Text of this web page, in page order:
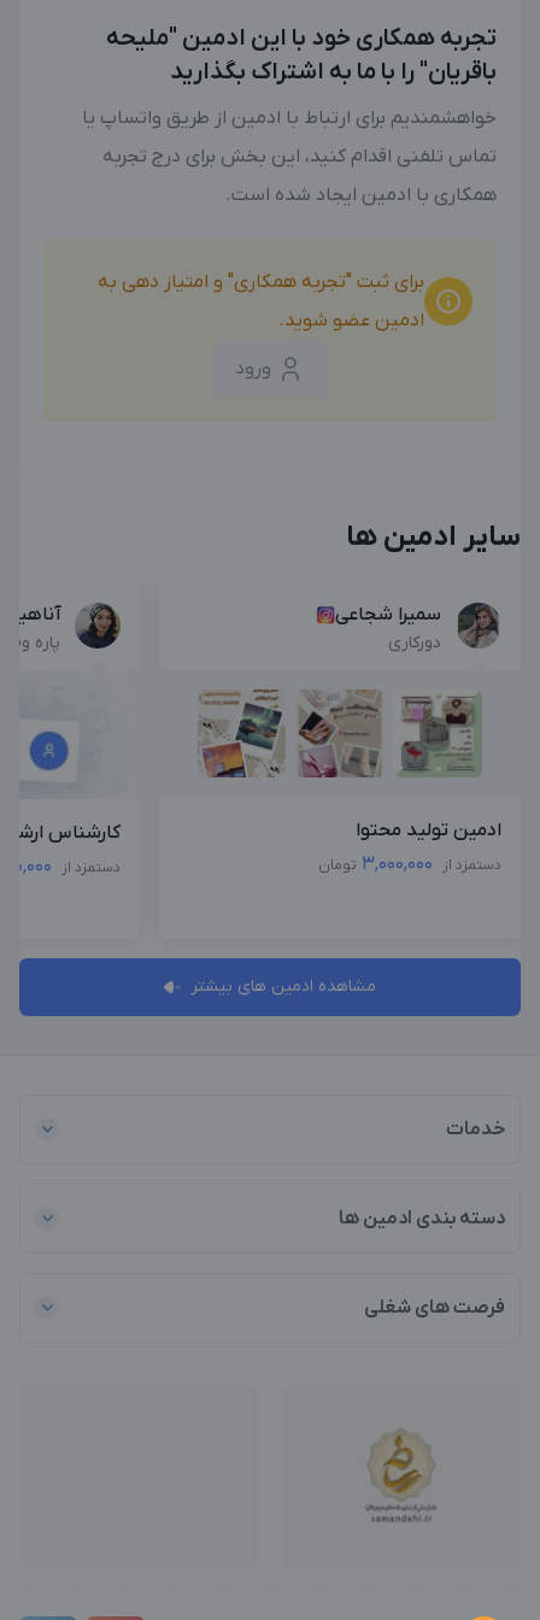
تجربه همکاری خود با این ادمین "ملیحه
باقریان" را با ما به اشتراک بگذارید
خواهشمندیم برای ارتباط با ادمین از طریق واتساپ یا
تماس تلفنی اقدام کنید، این بخش برای درج تجربه
همکاری با ادمین ایجاد شده است.
برای ثبت "تجربه همکاری" و امتیاز دهی به
ادمین عضو شوید.
ورود
سایر ادمین ها
سمیرا شجاعی
دورکاری
ادمین تولید محتوا
دستمزد از 3,000,000 تومان
پاره
کارشناس ارشد
دستمزد از
مشاهده ادمین های بیشتر
خدمات
دسته بندی ادمین ها
فرصت های شغلی